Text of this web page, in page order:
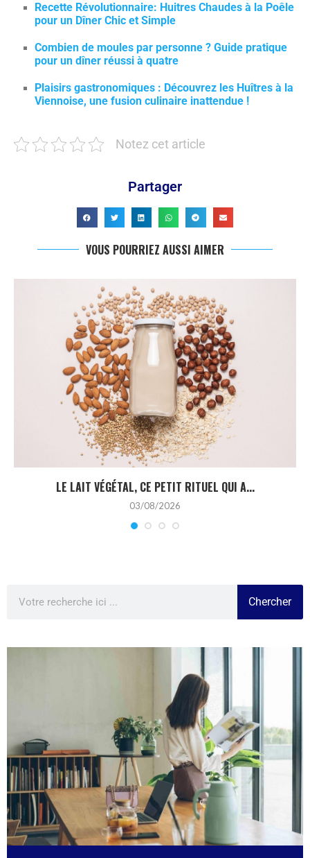
Recette Révolutionnaire: Huitres Chaudes à la Poêle
pour un Dîner Chic et Simple
Combien de moules par personne ? Guide pratique
pour un dîner réussi à quatre
Plaisirs gastronomiques : Découvrez les Huîtres à la
Viennoise, une fusion culinaire inattendue !
Notez cet article
Partager
VOUS POURRIEZ AUSSI AIMER
LE LAIT VÉGÉTAL, CE PETIT RITUEL QUI A...
03/08/2026
Chercher